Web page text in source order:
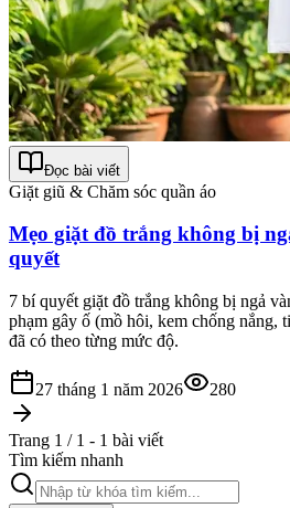
Đọc bài viết
Giặt giũ & Chăm sóc quần áo
Mẹo giặt đồ trắng không bị
quyết
7 bí quyết giặt đồ trắng không bị ngả
phạm gây ố (mồ hôi, kem chống nắng,
đã có theo từng mức độ.
27 tháng 1 năm 2026 280
Trang 1 / 1 - 1 bài viết
Tìm kiếm nhanh